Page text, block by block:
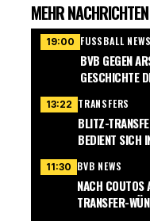
MEHR NACHRICHTEN
19:00 FUSSBALL NEWS
BVB GEGEN
GESCHICHTE
13:22 TRANSFERS
BLITZ-
BEDIENT SICH
11:30 BVB NEWS
NACH COUTOS
TRANSFER-